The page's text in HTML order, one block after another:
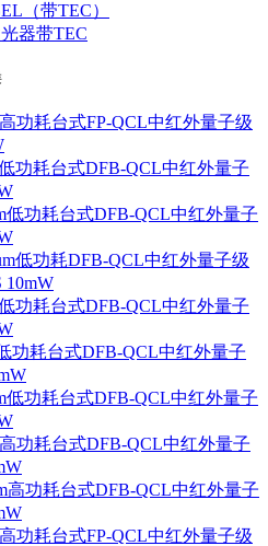
（带TEC）
器带TEC
功耗台式FP-QCL中红外量子级
功耗台式DFB-QCL中红外量子
低功耗台式DFB-QCL中红外量子
低功耗DFB-QCL中红外量子级
功耗台式DFB-QCL中红外量子
功耗台式DFB-QCL中红外量子
低功耗台式DFB-QCL中红外量子
功耗台式DFB-QCL中红外量子
高功耗台式DFB-QCL中红外量子
功耗台式FP-QCL中红外量子级